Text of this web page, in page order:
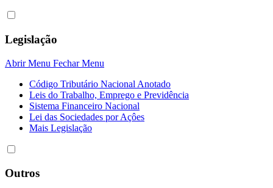
Legislação
Abrir Menu Fechar Menu
Código Tributário Nacional Anotado
Leis do Trabalho, Emprego e Previdência
Sistema Financeiro Nacional
Lei das Sociedades por Açôes
Mais Legislação
Outros